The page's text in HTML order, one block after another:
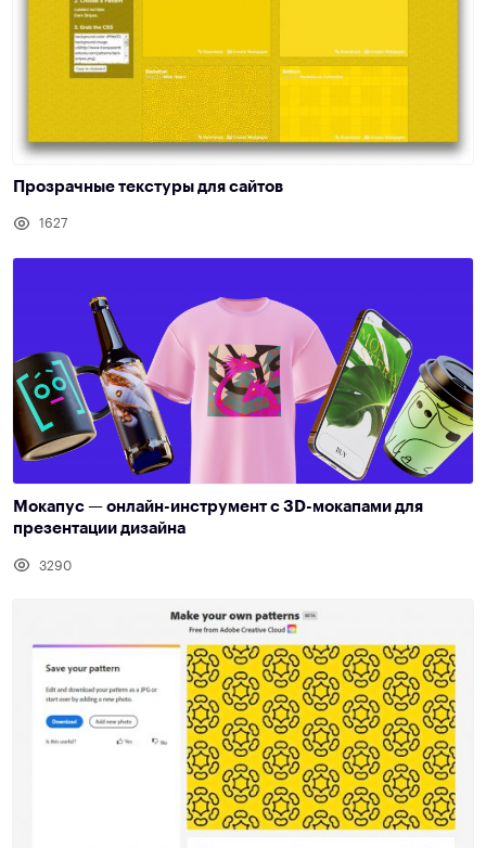
Прозрачные текстуры для сайтов
1627
Мокапус — онлайн-инструмент c 3D-мокапами для
презентации дизайна
3290